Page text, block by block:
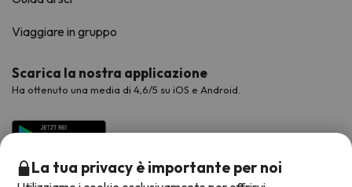
Viaggiare in gruppo
Scarica la nostra applicazione
Ha ottenuto una media di 4,6/5 su iOS e Android.
La tua privacy è importante per noi